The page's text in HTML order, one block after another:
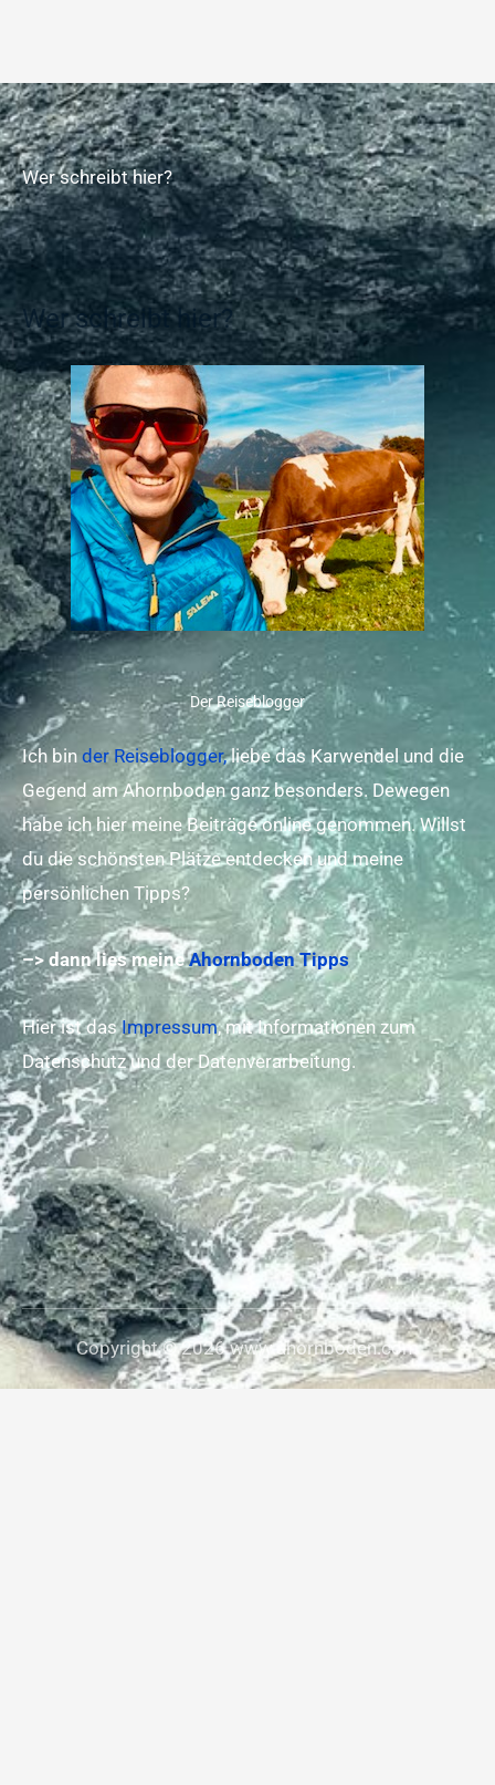
Wer schreibt hier?
Wer schreibt hier?
Der Reiseblogger
Ich bin der Reiseblogger,liebe das Karwendel und die
Gegend am Ahornboden ganz besonders. Dewegen
habe ich hier meine Beiträge online genommen. Willst
du die schönsten Plätze entdecken und meine
persönlichen Tipps?
–> dann lies meineAhornboden Tipps
Hier ist dasImpressum, mit Informationen zum
Datenschutz und der Datenverarbeitung.
Copyright © 2026 www.ahornboden.com